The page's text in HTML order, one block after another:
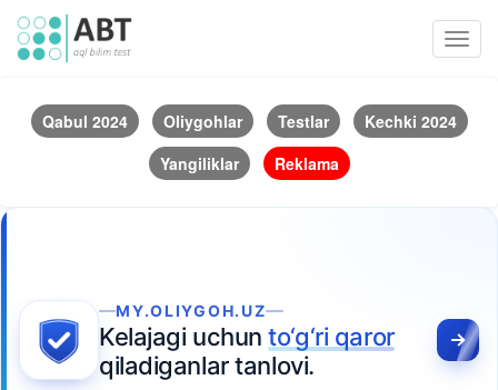
Qabul 2024 Oliygohlar Testlar
Kechki 2024
Yangiliklar
Reklama
MY.OLIYGOH.UZ
Kelajagi uchunto‘g‘ri qaror
qiladiganlar tanlovi.